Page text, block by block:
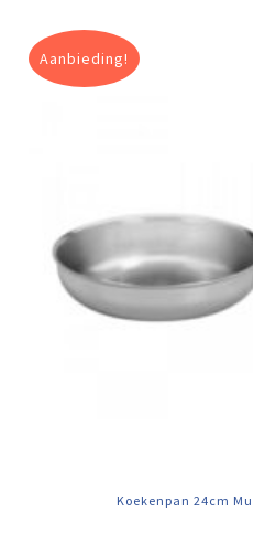
Aanbieding!
Koekenpan 24cm